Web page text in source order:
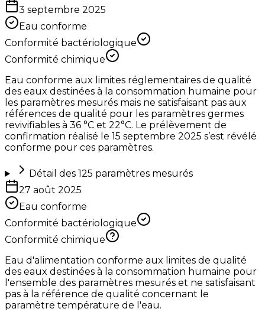
3 septembre 2025
Eau conforme
Conformité bactériologique
Conformité chimique
Eau conforme aux limites réglementaires de qualité
des eaux destinées à la consommation humaine pour
les paramètres mesurés mais ne satisfaisant pas aux
références de qualité pour les paramètres germes
revivifiables à 36 °C et 22°C. Le prélèvement de
confirmation réalisé le 15 septembre 2025 s’est révélé
conforme pour ces paramètres.
Détail des 125 paramètres mesurés
27 août 2025
Eau conforme
Conformité bactériologique
Conformité chimique
Eau d'alimentation conforme aux limites de qualité
des eaux destinées à la consommation humaine pour
l'ensemble des paramètres mesurés et ne satisfaisant
pas à la référence de qualité concernant le
paramètre température de l'eau.